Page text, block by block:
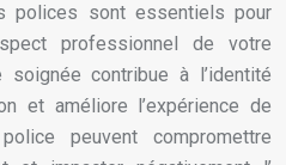
polices sont essentiels pour
professionnel de votre
soignée contribue à l’identité
et améliore l’expérience de
peuvent compromettre